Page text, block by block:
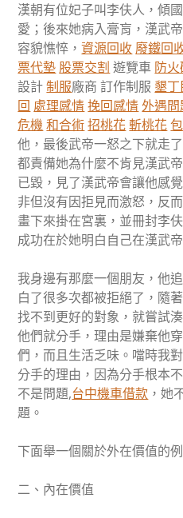
漢朝有位妃子叫李伕人，傾
愛；後來她病入膏肓，漢武
容貌憔悴，資源回收 廢鐵回
票代墊 股票交割 遊覽車 防
設計制服廠商 訂作制服 墾
回 處理感情挽回感情外遇問
危機和合術招桃花斬桃花
他，最後武帝一怒之下就走
都責備她為什麼不肯見漢武
已毀，見了漢武帝會讓他感
非但沒有因拒見而激怒，反
畫下來掛在宮裏，並冊封李
成功在於她明白自己在漢武
我身邊有那麼一個朋友，他
白了很多次都被拒絕了，隨
找不到更好的對象，就嘗試
他們就分手，理由是嫌棄他
們，而且生活乏味。噹時我
分手的理由，因為分手根本
不是問題,台中機車借款 ，她
題。
下面舉一個關於外在價值的例
二、內在價值